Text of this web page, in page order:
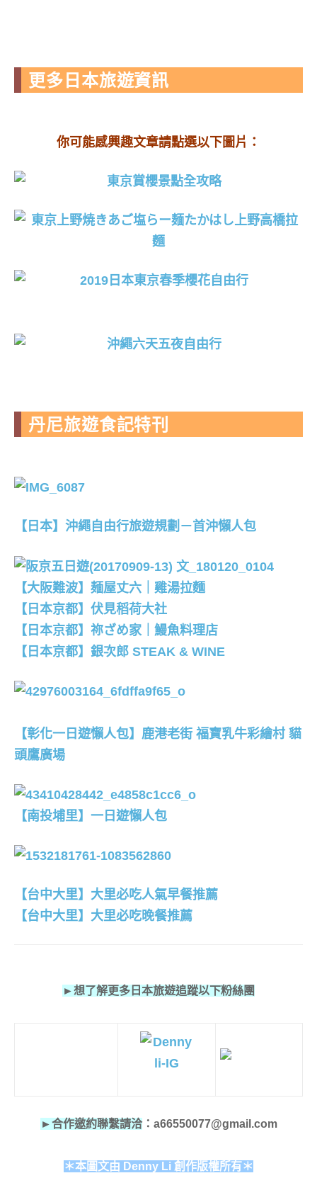
更多日本旅遊資訊
你可能感興趣文章請點選以下圖片：
丹尼旅遊食記特刊
【日本】沖繩自由行旅遊規劃－首沖懶人包
【大阪難波】麺屋丈六｜雞湯拉麵
【日本京都】伏見稻荷大社
【日本京都】祢ざめ家｜鰻魚料理店
【日本京都】銀次郎 STEAK & WINE
【彰化一日遊懶人包】鹿港老街 福寶乳牛彩繪村 貓
頭鷹廣場
【南投埔里】一日遊懶人包
【台中大里】大里必吃人氣早餐推薦
【台中大里】大里必吃晚餐推薦
►想了解更多日本旅遊追蹤以下粉絲團
►合作邀約聯繫請洽：a66550077@gmail.com
＊本圖文由 Denny Li 創作版權所有＊